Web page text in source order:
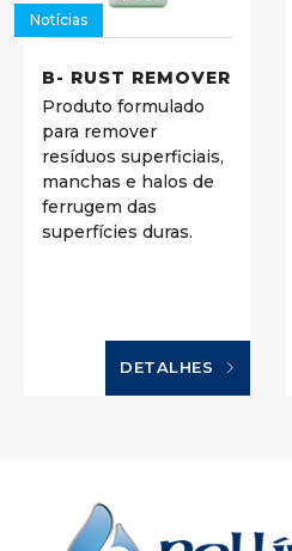
Notícias
B- RUST REMOVER
Produto formulado
para remover
resíduos superficiais,
manchas e halos de
ferrugem das
superfícies duras.
DETALHES